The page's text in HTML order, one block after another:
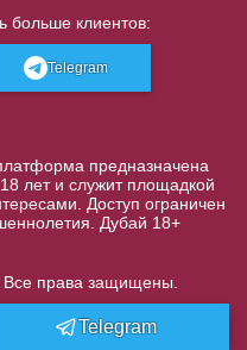
больше клиентов:
Telegram
предназначена
лет и служит площадкой
Доступ ограничен
Дубай 18+
права защищены.
Telegram